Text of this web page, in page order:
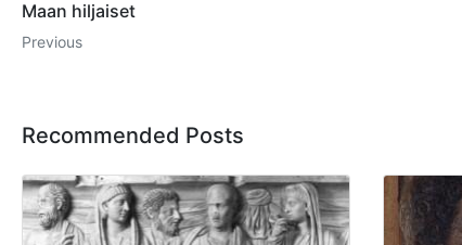
Maan hiljaiset
Previous
Recommended Posts